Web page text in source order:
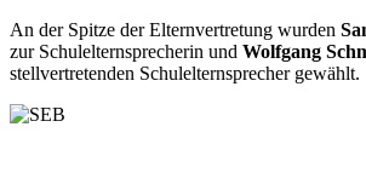
An der Spitze der Elternvertretung wurden
zur Schulelternsprecherin und Wolfgang
stellvertretenden Schulelternsprecher gewählt.